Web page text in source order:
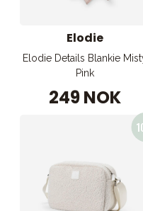
Elodie
Elodie Details Blankie
Pink
249 NOK